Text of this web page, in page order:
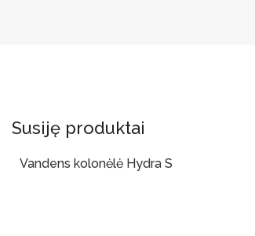
Susiję produktai
Vandens kolonėlė Hydra S